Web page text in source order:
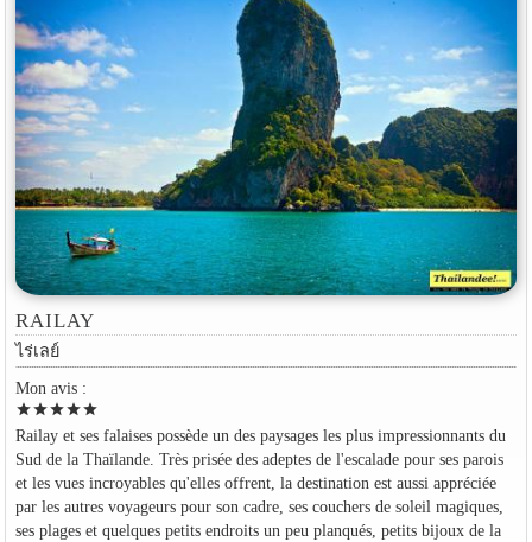
RAILAY
ไร่เลย์
Mon avis :
starstarstarstarstar
Railay et ses falaises possède un des paysages les plus impressionnants du
Sud de la Thaïlande. Très prisée des adeptes de l'escalade pour ses parois
et les vues incroyables qu'elles offrent, la destination est aussi appréciée
par les autres voyageurs pour son cadre, ses couchers de soleil magiques,
ses plages et quelques petits endroits un peu planqués, petits bijoux de la